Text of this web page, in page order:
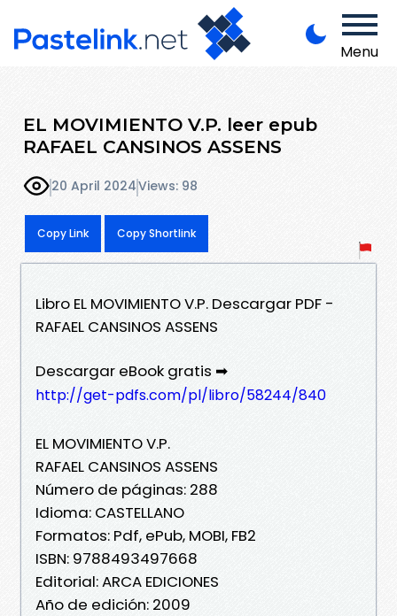
Menu
EL MOVIMIENTO V.P. leer epub
RAFAEL CANSINOS ASSENS
20 April 2024Views: 98
Copy Link Copy Shortlink
Libro EL MOVIMIENTO V.P. Descargar PDF -
RAFAEL CANSINOS ASSENS
Descargar eBook gratis ➡
http://get-pdfs.com/pl/libro/58244/840
EL MOVIMIENTO V.P.
RAFAEL CANSINOS ASSENS
Número de páginas: 288
Idioma: CASTELLANO
Formatos: Pdf, ePub, MOBI, FB2
ISBN: 9788493497668
Editorial: ARCA EDICIONES
Año de edición: 2009